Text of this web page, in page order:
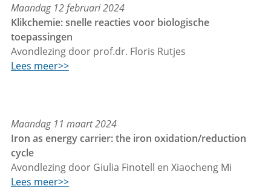
Maandag 12 februari 2024
Klikchemie: snelle reacties voor biologische
toepassingen
Avondlezing door prof.dr. Floris Rutjes
Lees meer>>
Maandag 11 maart 2024
Iron as energy carrier: the iron oxidation/reduction
cycle
Avondlezing door Giulia Finotell en Xiaocheng Mi
Lees meer>>